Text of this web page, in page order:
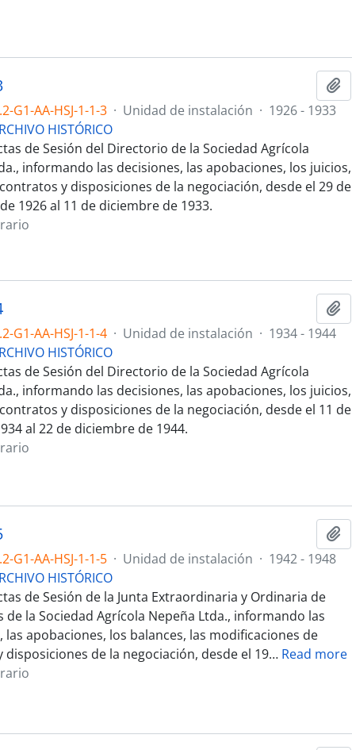
G1-AA-HSJ-1-1-3 · Unidad de instalación · 1926 - 1933
HISTÓRICO
de Sesión del Directorio de la Sociedad Agrícola
informando las decisiones, las apobaciones, los juicios,
y disposiciones de la negociación, desde el 29 de
1926 al 11 de diciembre de 1933.
G1-AA-HSJ-1-1-4 · Unidad de instalación · 1934 - 1944
HISTÓRICO
de Sesión del Directorio de la Sociedad Agrícola
informando las decisiones, las apobaciones, los juicios,
y disposiciones de la negociación, desde el 11 de
al 22 de diciembre de 1944.
G1-AA-HSJ-1-1-5 · Unidad de instalación · 1942 - 1948
HISTÓRICO
de Sesión de la Junta Extraordinaria y Ordinaria de
de la Sociedad Agrícola Nepeña Ltda., informando las
las apobaciones, los balances, las modificaciones de
disposiciones de la negociación, desde el 19… Read more